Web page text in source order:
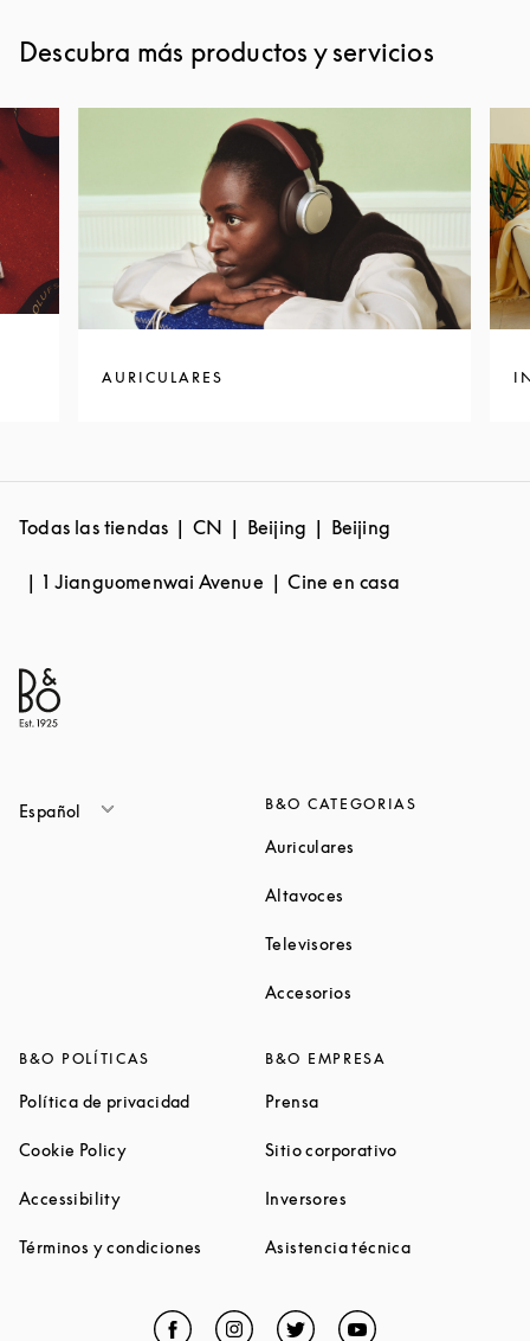
Descubra más productos y servicios
AURICULARES
Todas las tiendas CN Beijing Beijing
1 Jianguomenwai Avenue Cine en casa
Español B&O CATEGORIAS
Auriculares
Altavoces
Televisores
Accesorios
B&O POLÍTICAS
Política de privacidadLink Opens in New Tab
Cookie PolicyLink Opens in New Tab
AccessibilityLink Opens in New Tab
Términos y condiciones Link Opens in New Tab
B&O EMPRESA
PrensaLink Opens in New Tab
Sitio corporativoLink Opens in
Inversores
Asistencia técnicaLink Opens in
Facebook
Link Opens in New Tab
Instagram
Link Opens in New Tab
TwitterLink Opens in New Tab
YouTubeLink Opens in